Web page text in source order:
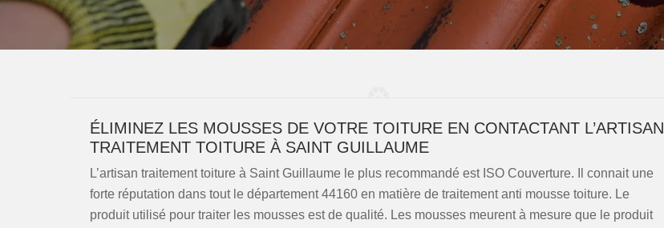
ÉLIMINEZ LES MOUSSES DE VOTRE TOITURE EN CONTACTANT L’ARTISAN
TRAITEMENT TOITURE À SAINT GUILLAUME
L’artisan traitement toiture à Saint Guillaume le plus recommandé est ISO Couverture. Il connait une
forte réputation dans tout le département 44160 en matière de traitement anti mousse toiture. Le
produit utilisé pour traiter les mousses est de qualité. Les mousses meurent à mesure que le produit